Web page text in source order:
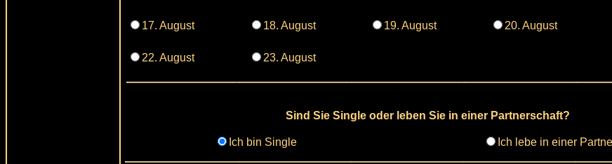
17. August 18. August 19. August 20. August
22. August 23. August
Sind Sie Single oder leben Sie in einer Partnerschaft?
Ich bin Single Ich lebe in einer